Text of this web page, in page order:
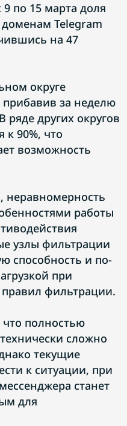
по 15 марта доля
Telegram
на 47
округе
прибавив за неделю
ряде других округов
к 90%, что
возможность
неравномерность
работы
узлы фильтрации
способность и по-
при
фильтрации.
полностью
сложно
текущие
к ситуации, при
станет
для